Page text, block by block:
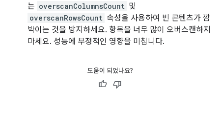
는 overscanColumnsCount 및
overscanRowsCount 속성을 사용하여 빈 콘텐츠가 깜
박이는 것을 방지하세요. 항목을 너무 많이 오버스캔하지
마세요. 성능에 부정적인 영향을 미칩니다.
도움이 되었나요?